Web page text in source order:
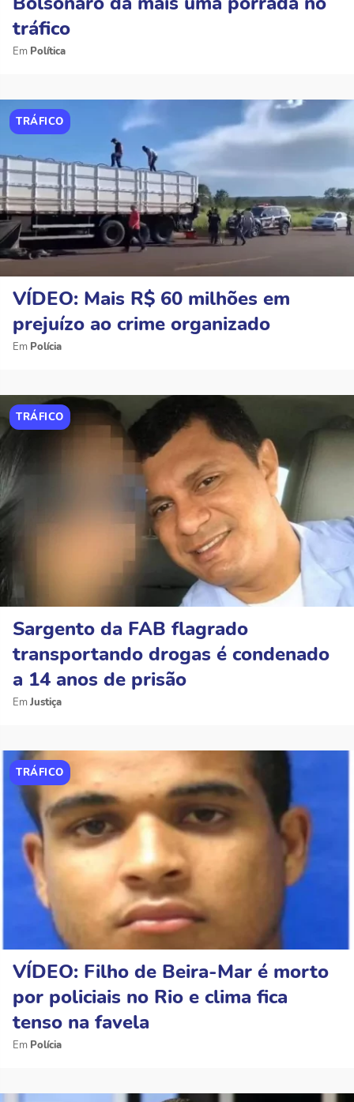
tráfico
Política
TRÁFICO
VÍDEO: Mais R$ 60 milhões em
prejuízo ao crime organizado
Polícia
TRÁFICO
Sargento da FAB flagrado
transportando drogas é condenado
a 14 anos de prisão
Justiça
TRÁFICO
VÍDEO: Filho de Beira-Mar é morto
por policiais no Rio e clima fica
tenso na favela
Polícia